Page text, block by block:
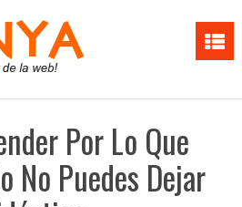
Por Lo Que
No Puedes Dejar